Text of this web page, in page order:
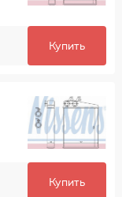
Купить
Купить